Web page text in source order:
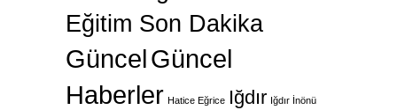
Eğitim Son Dakika
GüncelGüncel
Haberler Hatice Eğrice Iğdır Iğdır İnönü